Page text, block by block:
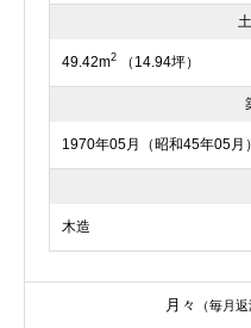
49.42m2 （14.94坪）
1970年05月（昭和45年05月）
木造
月々 （毎月返